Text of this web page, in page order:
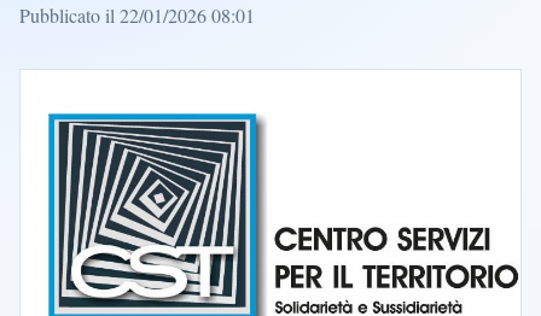
Pubblicato il 22/01/2026 08:01